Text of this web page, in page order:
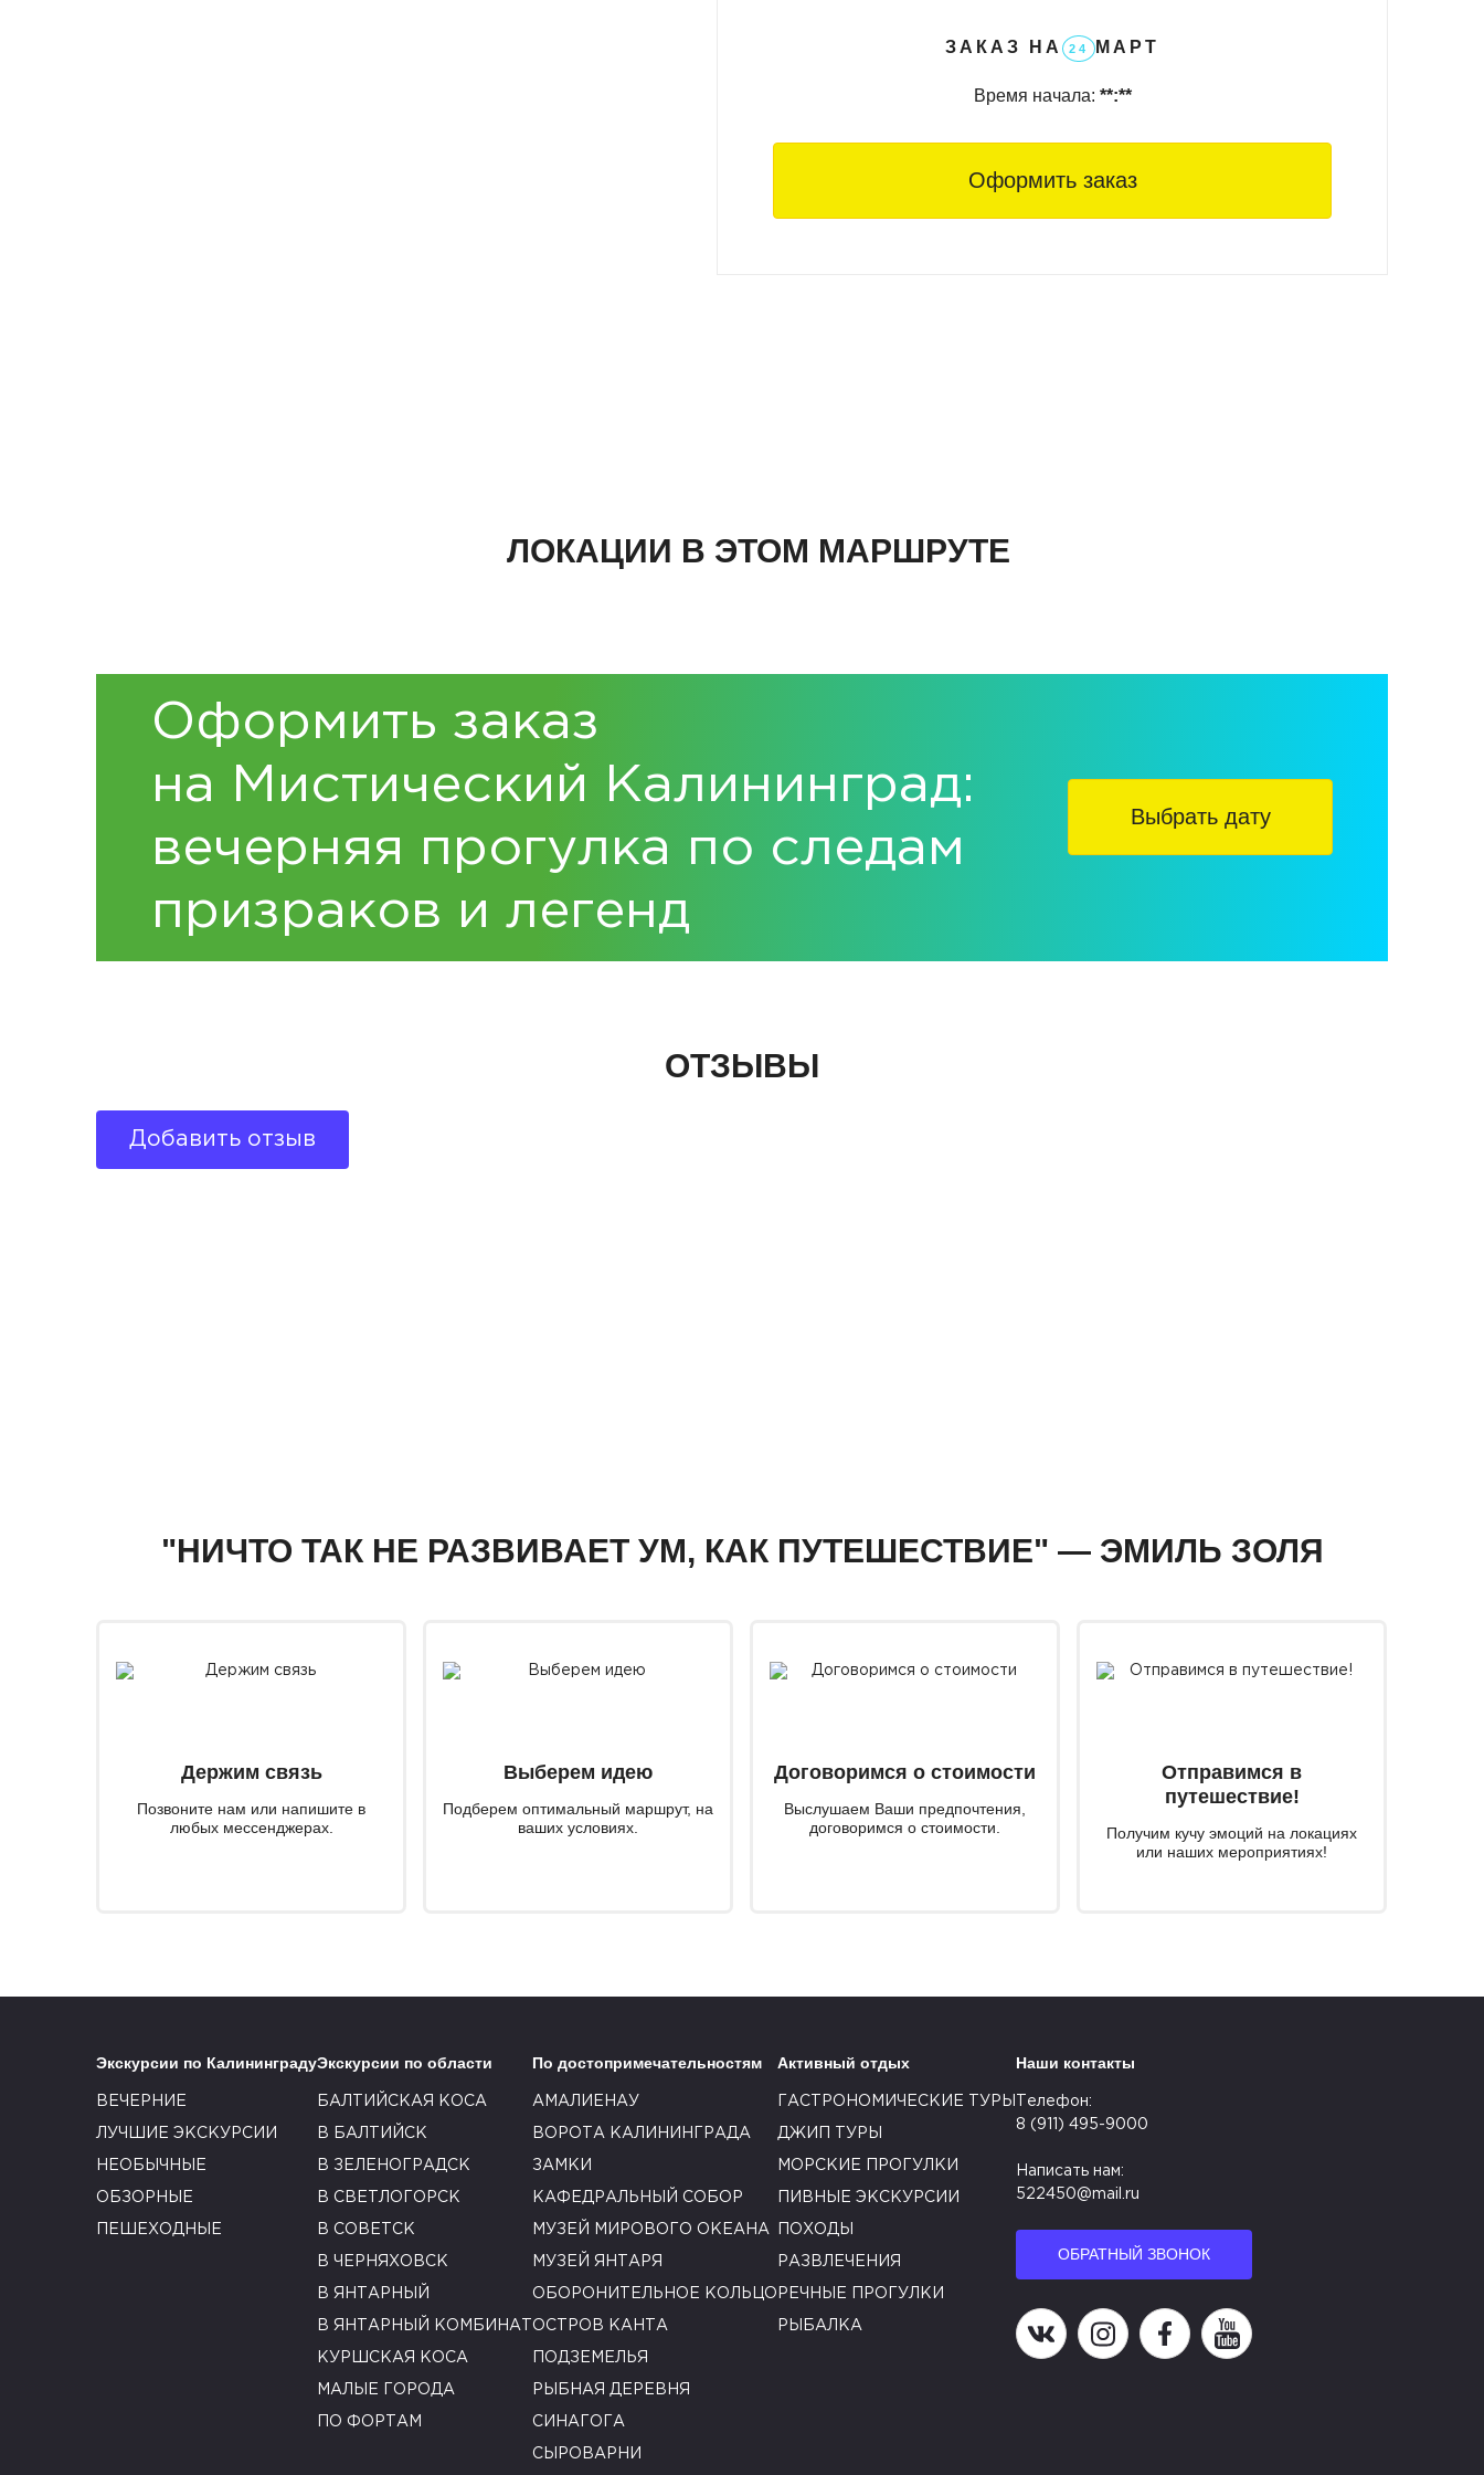
ЗАКАЗ НА 24 МАРТ
Время начала: **:**
Оформить заказ
ЛОКАЦИИ В ЭТОМ МАРШРУТЕ
Оформить заказ
на Мистический Калининград:
вечерняя прогулка по следам
призраков и легенд
Выбрать дату
ОТЗЫВЫ
Добавить отзыв
"НИЧТО ТАК НЕ РАЗВИВАЕТ УМ, КАК ПУТЕШЕСТВИЕ" — ЭМИЛЬ ЗОЛЯ
Держим связь
Позвоните нам или напишите в
любых мессенджерах.
Выберем идею
Подберем оптимальный маршрут, на
ваших условиях.
Договоримся о стоимости
Выслушаем Ваши предпочтения,
договоримся о стоимости.
Отправимся в
путешествие!
Получим кучу эмоций на локациях
или наших мероприятиях!
Экскурсии по Калининграду
ВЕЧЕРНИЕ
ЛУЧШИЕ ЭКСКУРСИИ
НЕОБЫЧНЫЕ
ОБЗОРНЫЕ
ПЕШЕХОДНЫЕ
Экскурсии по области
БАЛТИЙСКАЯ КОСА
В БАЛТИЙСК
В ЗЕЛЕНОГРАДСК
В СВЕТЛОГОРСК
В СОВЕТСК
В ЧЕРНЯХОВСК
В ЯНТАРНЫЙ
В ЯНТАРНЫЙ КОМБИНАТ
КУРШСКАЯ КОСА
МАЛЫЕ ГОРОДА
ПО ФОРТАМ
По достопримечательностям
АМАЛИЕНАУ
ВОРОТА КАЛИНИНГРАДА
ЗАМКИ
КАФЕДРАЛЬНЫЙ СОБОР
МУЗЕЙ МИРОВОГО ОКЕАНА
МУЗЕЙ ЯНТАРЯ
ОБОРОНИТЕЛЬНОЕ КОЛЬЦО
ОСТРОВ КАНТА
ПОДЗЕМЕЛЬЯ
РЫБНАЯ ДЕРЕВНЯ
СИНАГОГА
СЫРОВАРНИ
Активный отдых
ГАСТРОНОМИЧЕСКИЕ ТУРЫ
ДЖИП ТУРЫ
МОРСКИЕ ПРОГУЛКИ
ПИВНЫЕ ЭКСКУРСИИ
ПОХОДЫ
РАЗВЛЕЧЕНИЯ
РЕЧНЫЕ ПРОГУЛКИ
РЫБАЛКА
Наши контакты
Телефон:
8 (911) 495-9000
Написать нам:
522450@mail.ru
ОБРАТНЫЙ ЗВОНОК
Наша группа в ВК
Наша страница в Instagram
Наша группа в Facebook
Наш канал на YouTube